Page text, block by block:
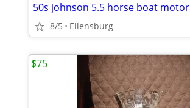
50s johnson 5.5 horse boat motor
8/5 Ellensburg
$75